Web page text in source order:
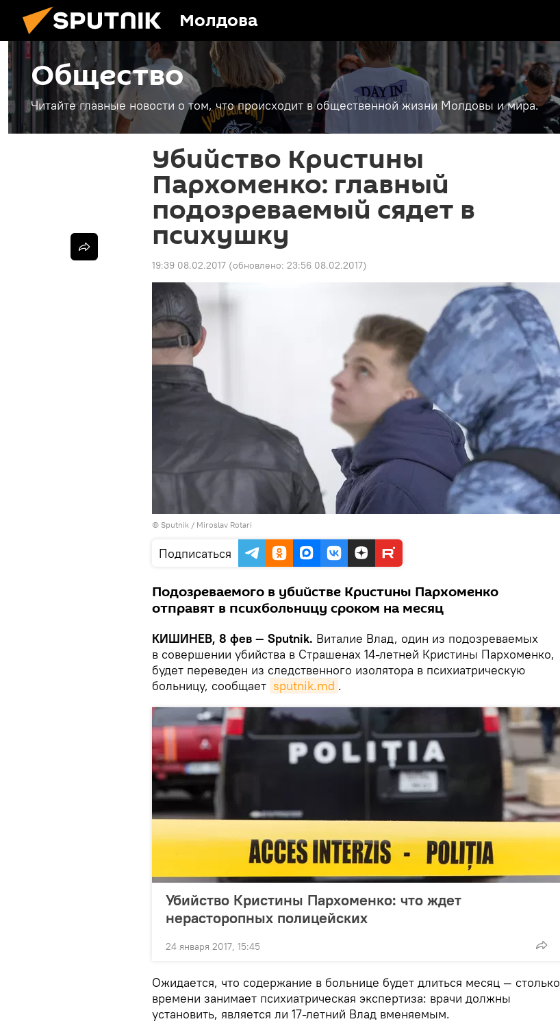
Молдова
Общество
Читайте главные новости о том, что происходит в общественной жизни Молдовы и мира.
Убийство Кристины
Пархоменко: главный
подозреваемый сядет в
психушку
19:39 08.02.2017 (обновлено: 23:56 08.02.2017)
© Sputnik / Miroslav Rotari
Подписаться
Подозреваемого в убийстве Кристины Пархоменко
отправят в психбольницу сроком на месяц
КИШИНЕВ, 8 фев — Sputnik. Виталие Влад, один из подозреваемых
в совершении убийства в Страшенах 14-летней Кристины Пархоменко,
будет переведен из следственного изолятора в психиатрическую
больницу, сообщает sputnik.md .
Убийство Кристины Пархоменко: что ждет
нерасторопных полицейских
24 января 2017, 15:45
Ожидается, что содержание в больнице будет длиться месяц — столько
времени занимает психиатрическая экспертиза: врачи должны
установить, является ли 17-летний Влад вменяемым.